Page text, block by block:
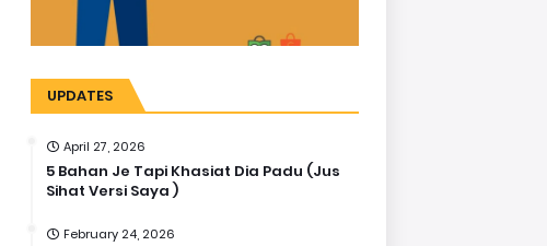
UPDATES
April 27, 2026
5 Bahan Je Tapi Khasiat Dia Padu (Jus
Sihat Versi Saya )
February 24, 2026